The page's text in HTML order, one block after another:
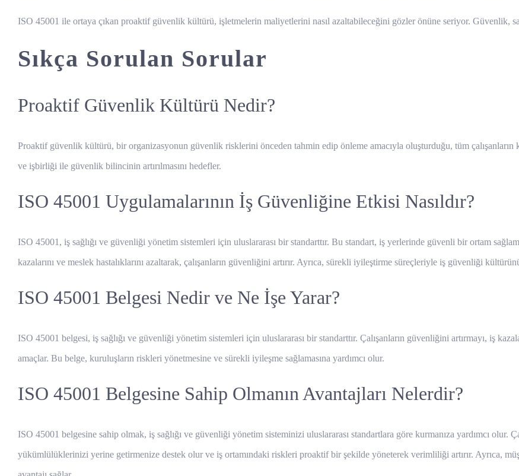
ISO 45001 ile ortaya çıkan proaktif güvenlik kültürü, işletmelerin maliyetlerini nasıl azaltabileceğini gözler önüne seriyor. Güvenlik,
Sıkça Sorulan Sorular
Proaktif Güvenlik Kültürü Nedir?
Proaktif güvenlik kültürü, bir organizasyonun güvenlik risklerini önceden tahmin edip önleme amacıyla oluşturduğu, tüm çalışanların
ve işbirliği ile güvenlik bilincinin artırılmasını hedefler.
ISO 45001 Uygulamalarının İş Güvenliğine Etkisi Nasıldır?
ISO 45001, iş sağlığı ve güvenliği yönetim sistemleri için uluslararası bir standarttır. Bu standart, iş yerlerinde güvenli bir ortam
kazalarını ve meslek hastalıklarını azaltarak, çalışanların güvenliğini artırır. Ayrıca, sürekli iyileştirme süreçleriyle iş güvenliği
ISO 45001 Belgesi Nedir ve Ne İşe Yarar?
ISO 45001 belgesi, iş sağlığı ve güvenliği yönetim sistemleri için uluslararası bir standarttır. Çalışanların güvenliğini artırmayı, iş
amaçlar. Bu belge, kuruluşların riskleri yönetmesine ve sürekli iyileşme sağlamasına yardımcı olur.
ISO 45001 Belgesine Sahip Olmanın Avantajları Nelerdir?
ISO 45001 belgesine sahip olmak, iş sağlığı ve güvenliği yönetim sisteminizi uluslararası standartlara göre kurmanıza yardımcı olur.
yükümlülüklerinizi yerine getirmenize destek olur ve iş ortamındaki riskleri proaktif bir şekilde yöneterek verimliliği artırır. Ayrıca,